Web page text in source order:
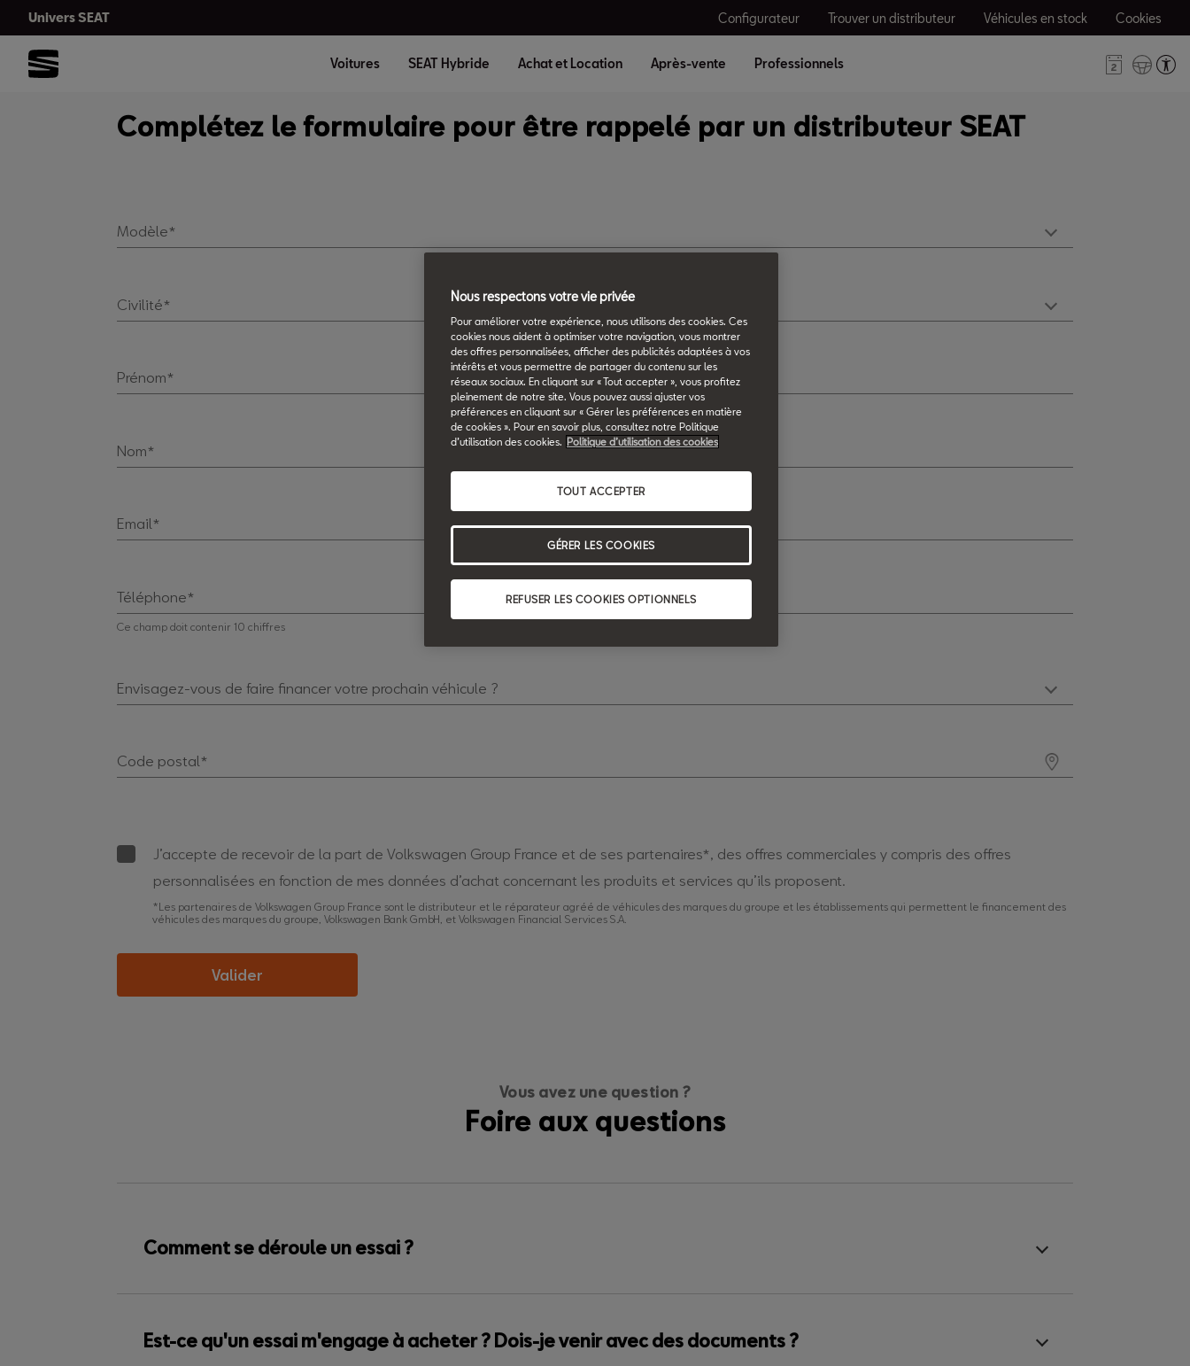
Univers SEAT Configurateur Trouver un distributeur Véhicules en stock Cookies
Voitures SEAT Hybride Achat et Location Après-vente Professionnels
Nous respectons votre vie privée
Pour améliorer votre expérience, nous utilisons des cookies. Ces
cookies nous aident à optimiser votre navigation, vous montrer
des offres personnalisées, afficher des publicités adaptées à vos
intérêts et vous permettre de partager du contenu sur les
réseaux sociaux. En cliquant sur « Tout accepter », vous profitez
pleinement de notre site. Vous pouvez aussi ajuster vos
préférences en cliquant sur « Gérer les préférences en matière
de cookies ». Pour en savoir plus, consultez notre Politique
d’utilisation des cookies. Politique d’utilisation des cookies
REFUSER LES COOKIES OPTIONNELS
TOUT ACCEPTER
GÉRER LES COOKIES